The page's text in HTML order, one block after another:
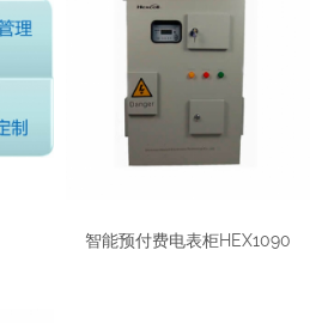
智能预付费电表柜HEX1090